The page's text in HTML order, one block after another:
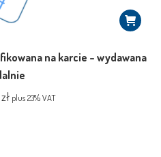
na karcie – wydawana
zł plus 23% VAT